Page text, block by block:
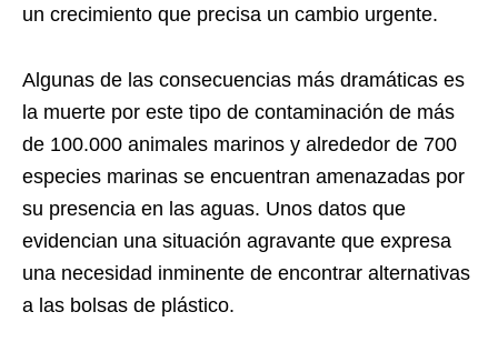
un crecimiento que precisa un cambio urgente.
Algunas de las consecuencias más dramáticas es
la muerte por este tipo de contaminación de más
de 100.000 animales marinos y alrededor de 700
especies marinas se encuentran amenazadas por
su presencia en las aguas. Unos datos que
evidencian una situación agravante que expresa
una necesidad inminente de encontrar alternativas
a las bolsas de plástico.